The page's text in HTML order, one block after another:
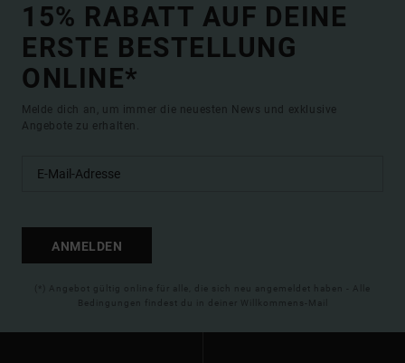
15% RABATT AUF DEINE
ERSTE BESTELLUNG
ONLINE*
Melde dich an, um immer die neuesten News und exklusive
Angebote zu erhalten.
ANMELDEN
(*) Angebot gültig online für alle, die sich neu angemeldet haben - Alle
Bedingungen findest du in deiner Willkommens-Mail